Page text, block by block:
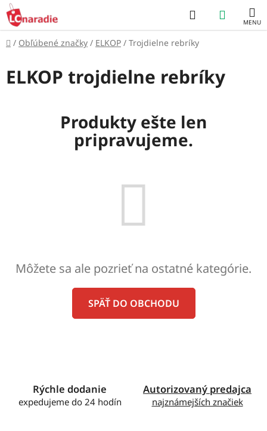
Prejsť
na
obsah
Hľadať
KOŠÍK
Domov
/ Obľúbené značky / ELKOP / Trojdielne rebríky
ELKOP trojdielne rebríky
Produkty ešte len
pripravujeme.
Môžete sa ale pozrieť na ostatné kategórie.
SPÄŤ DO OBCHODU
Rýchle dodanie
expedujeme do 24 hodín
Autorizovaný predajca
najznámejších značiek